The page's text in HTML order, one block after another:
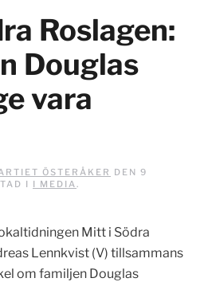
Roslagen:
Douglas
vara
ÖSTERÅKER DEN 9
I I MEDIA.
Mitt i Södra
Lennkvist (V) tillsammans
om familjen Douglas